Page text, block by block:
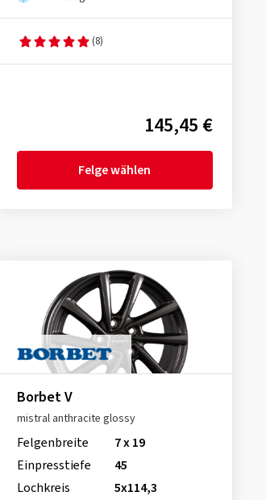
(8)
145,45 €
Felge wählen
Borbet V
mistral anthracite glossy
Felgenbreite
7 x 19
Einpresstiefe
45
Lochkreis
5x114,3